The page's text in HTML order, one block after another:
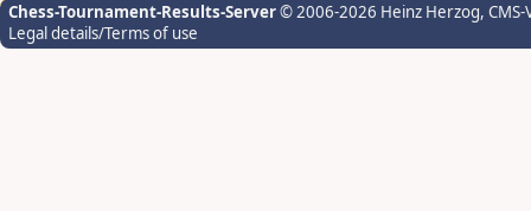
Chess-Tournament-Results-Server© 2006-2026 Heinz Herzog,
Legal details/Terms of use